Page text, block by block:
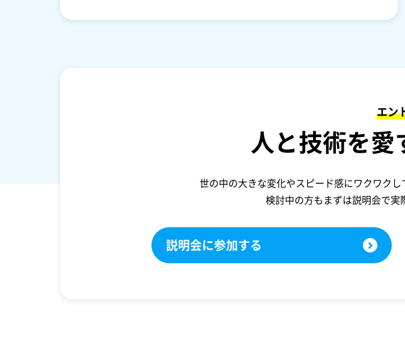
エン
人と技術を愛
世の中の大きな変化やスピード感にワクワクし
検討中の方もまずは説明会で実
説明会に参加する